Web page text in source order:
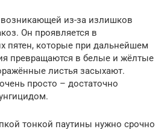
из-за излишков
Он проявляется в
пятен, которые при дальнейшем
превращаются в белые и жёлтые
листья засыхают.
просто – достаточно
тонкой паутины нужно срочно